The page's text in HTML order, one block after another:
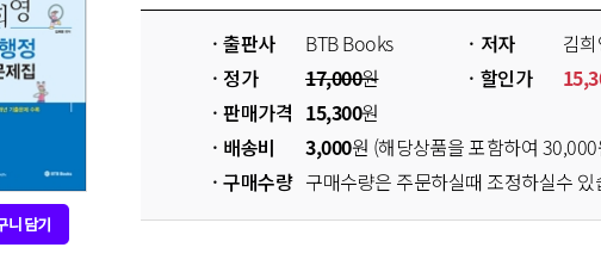
출판사
BTB Books
정가
17,000원
저자
김
할인가
판매가격 15,300원
배송비
3,000원 (해당상품을 포함하여
구매수량 구매수량은 주문하실때 조정하실수 있